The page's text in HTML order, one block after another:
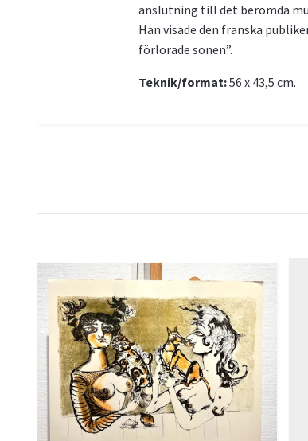
anslutning till det berömda
Han visade den franska
förlorade sonen”.
Teknik/format:56 x 43,5 cm.